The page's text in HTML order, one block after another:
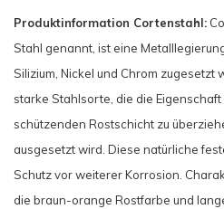
Produktinformation Cortenstahl:
Stahl genannt, ist eine
Silizium, Nickel und Chrom zugesetzt
starke Stahlsorte, die die
schützenden Rostschicht zu
ausgesetzt wird. Diese natürliche
Schutz vor weiterer Korrosion.
die braun-orange Rostfarbe und